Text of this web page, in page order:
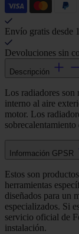
Envío gratis desde
Devoluciones sin
Descripción
Los radiadores son
interno al aire
motor. Los
sobrecalentamiento
Información GPSR
Estos son
herramientas
diseñados para un
especializados. Si
servicio oficial de
instalación.